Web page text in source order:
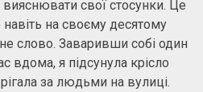
свої стосунки. Це
на своєму десятому
слово. Заваривши собі один
вдома, я підсунула крісло
за людьми на вулиці.